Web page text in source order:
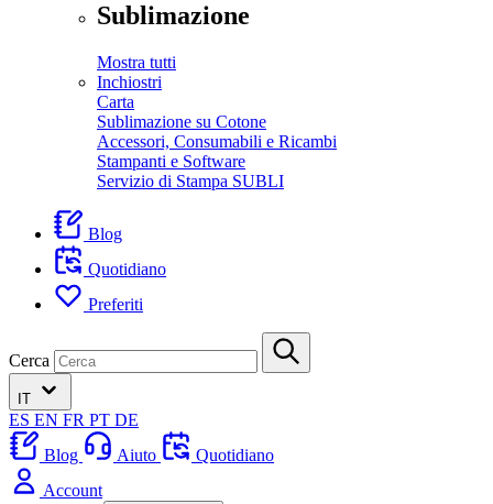
Sublimazione
Mostra tutti
Inchiostri
Carta
Sublimazione su Cotone
Accessori, Consumabili e Ricambi
Stampanti e Software
Servizio di Stampa SUBLI
Blog
Quotidiano
Preferiti
Cerca
IT
ES EN FR PT DE
Blog
Aiuto
Quotidiano
Account